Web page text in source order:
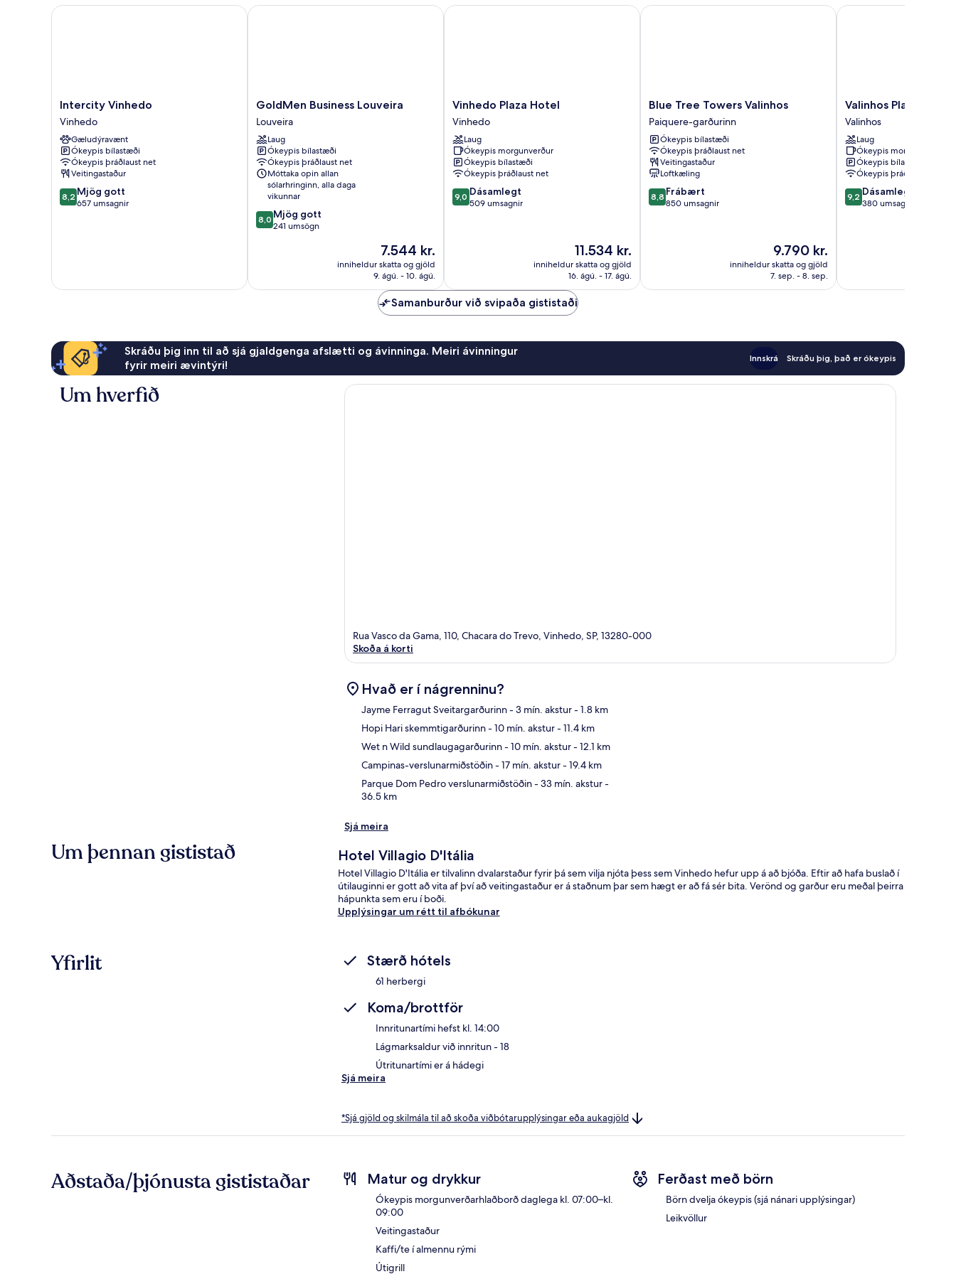
Intercity
Vinhedo
Vinhedo
Intercity Vinhedo
Vinhedo
Gæludýravænt
Ókeypis bílastæði
Ókeypis þráðlaust net
Veitingastaður
8.2
af
8,2 Mjög gott
657 umsagnir
Intercity Vinhedo
GoldMen
Business
Louveira
Louveira
GoldMen Business Louveira
Louveira
Laug
Ókeypis bílastæði
Ókeypis þráðlaust net
Móttaka opin allan
sólarhringinn, alla daga
vikunnar
8.0
af
umsögn
8,0 Mjög gott
241 umsögn
Verðið
er
7.544 kr.
7.544 kr.
inniheldur skatta og gjöld
9. ágú. - 10. ágú.
GoldMen Business Louveira
Vinhedo
Plaza
Hotel
Vinhedo
Vinhedo Plaza Hotel
Vinhedo
Laug
Ókeypis morgunverður
Ókeypis bílastæði
Ókeypis þráðlaust net
9.0
af
9,0 Dásamlegt
509 umsagnir
Verðið
er
11.534 kr.
11.534 kr.
inniheldur skatta og gjöld
16. ágú. - 17. ágú.
Vinhedo Plaza Hotel
Blue
Tree
Towers
Valinhos
Paiquere-
garðurinn
Blue Tree Towers Valinhos
Paiquere-garðurinn
Ókeypis bílastæði
Ókeypis þráðlaust net
Veitingastaður
Loftkæling
8.8
af
8,8 Frábært
850 umsagnir
Verðið
er
9.790 kr.
9.790 kr.
inniheldur skatta og gjöld
7. sep. - 8. sep.
Blue Tree Towers Valinhos
Valinhos
Plaza
Hotel
Valinhos
Valinhos Plaza Hotel
Valinhos
Laug
Ókeypis morgunverður
Ókeypis bílastæði
Ókeypis þráðlaust net
9.2
af
9,2 Dásamlegt
380 umsagnir
Valinhos Plaza Hotel
Samanburður við svipaða gististaði
Skráðu þig inn til að sjá gjaldgenga afslætti og ávinninga. Meiri ávinningur
fyrir meiri ævintýri!
Innskrá Skráðu þig, það er ókeypis
Um hverfið
Rua Vasco da Gama, 110, Chacara do Trevo, Vinhedo, SP, 13280-000
Skoða á korti
Hvað er í nágrenninu?
Jayme Ferragut Sveitargarðurinn- 3 mín. akstur- 1.8 km
Hopi Hari skemmtigarðurinn- 10 mín. akstur- 11.4 km
Wet n Wild sundlaugagarðurinn- 10 mín. akstur- 12.1 km
Campinas-verslunarmiðstöðin- 17 mín. akstur- 19.4 km
Parque Dom Pedro verslunarmiðstöðin- 33 mín. akstur-
36.5 km
Sjá meira
Um þennan gististað Hotel Villagio D'Itália
Hotel Villagio D'Itália er tilvalinn dvalarstaður fyrir þá sem vilja njóta þess sem Vinhedo hefur upp á að bjóða. Eftir að hafa buslað í
útilauginni er gott að vita af því að veitingastaður er á staðnum þar sem hægt er að fá sér bita. Verönd og garður eru meðal þeirra
hápunkta sem eru í boði.
Upplýsingar um rétt til afbókunar
Yfirlit Stærð hótels
61 herbergi
Koma/brottför
Innritunartími hefst kl. 14:00
Lágmarksaldur við innritun - 18
Útritunartími er á hádegi
Sjá meira
*Sjá gjöld og skilmála til að skoða viðbótarupplýsingar eða aukagjöld
Aðstaða/þjónusta gististaðar Matur og drykkur
Ókeypis morgunverðarhlaðborð daglega kl. 07:00–kl.
09:00
Veitingastaður
Kaffi/te í almennu rými
Útigrill
Ferðast með börn
Börn dvelja ókeypis (sjá nánari upplýsingar)
Leikvöllur